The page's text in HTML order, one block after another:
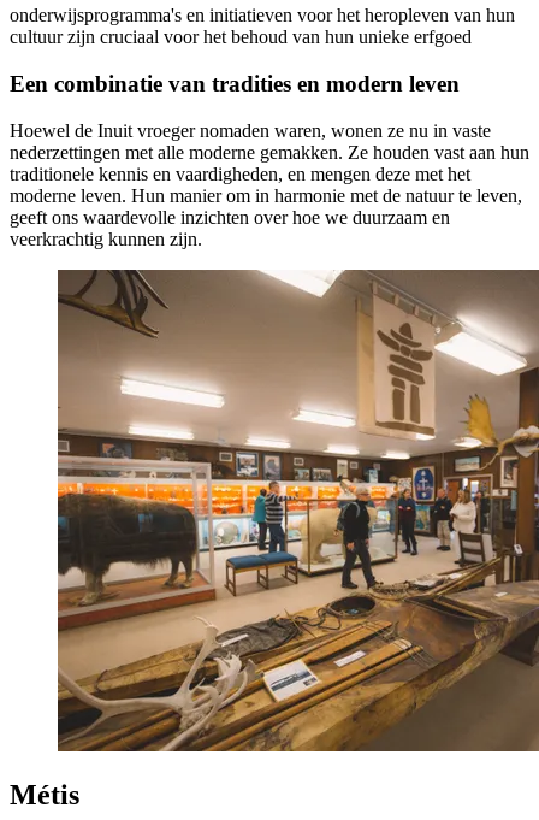
onderwijsprogramma's en initiatieven voor het heropleven van hun
cultuur zijn cruciaal voor het behoud van hun unieke erfgoed
Een combinatie van tradities en modern leven
Hoewel de Inuit vroeger nomaden waren, wonen ze nu in vaste
nederzettingen met alle moderne gemakken. Ze houden vast aan hun
traditionele kennis en vaardigheden, en mengen deze met het
moderne leven. Hun manier om in harmonie met de natuur te leven,
geeft ons waardevolle inzichten over hoe we duurzaam en
veerkrachtig kunnen zijn.
Métis